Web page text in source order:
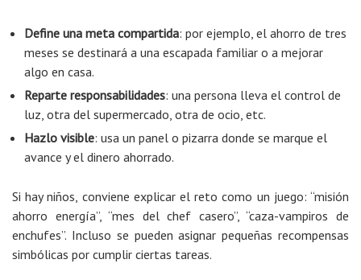
Define una meta compartida: por ejemplo, el ahorro de tres
meses se destinará a una escapada familiar o a mejorar
algo en casa.
Reparte responsabilidades: una persona lleva el control de
luz, otra del supermercado, otra de ocio, etc.
Hazlo visible: usa un panel o pizarra donde se marque el
avance y el dinero ahorrado.
Si hay niños, conviene explicar el reto como un juego: “misión
ahorro energía”, “mes del chef casero”, “caza-vampiros de
enchufes”. Incluso se pueden asignar pequeñas recompensas
simbólicas por cumplir ciertas tareas.